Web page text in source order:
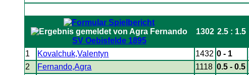
SV Oebisfelde 1895
1302 2.5 : 1.5
1 Kovalchuk,Valentyn 1432 0 - 1
2
Fernando,Agra 1118 0.5 - 0.5